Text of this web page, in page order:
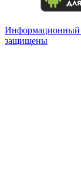
Информационный
защищены